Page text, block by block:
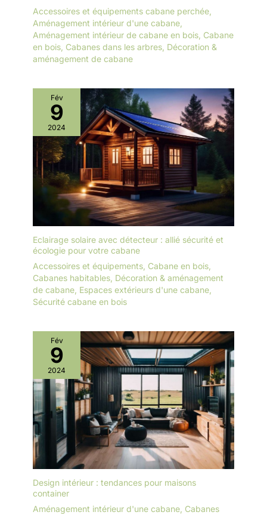
Accessoires et équipements cabane perchée
Aménagement intérieur d'une cabane
Aménagement intérieur de cabane en bois Cabane
en bois Cabanes dans les arbres Décoration &
aménagement de cabane
Fév
9
2024
Eclairage solaire avec détecteur : allié sécurité et
écologie pour votre cabane
Accessoires et équipements Cabane en bois
Cabanes habitables Décoration & aménagement
de cabane Espaces extérieurs d'une cabane
Sécurité cabane en bois
Fév
9
2024
Design intérieur : tendances pour maisons
container
Aménagement intérieur d'une cabane Cabanes